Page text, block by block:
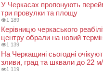
У Черкасах пропонують
три провулки та площу
1 189
Керівницю черкаського
центру обрали на новий
1 139
На Черкащині сьогодні
зливи, град та шквали до 22
1 119